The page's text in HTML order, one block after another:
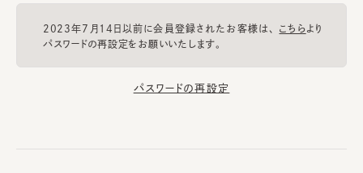
2023年7月14日以前に会員登録されたお客様は、 こちらより
パスワードの再設定をお願いいたします。
パスワードの再設定